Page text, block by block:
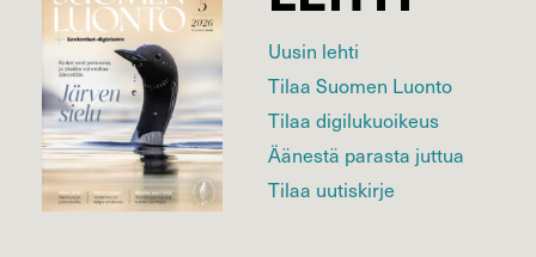
Uusin lehti
Tilaa Suomen Luonto
Tilaa digilukuoikeus
Äänestä parasta juttua
Tilaa uutiskirje